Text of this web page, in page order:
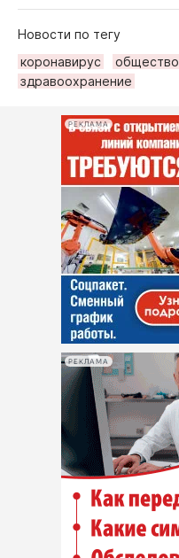
Новости по тегу
коронавирус
общество
здравоохранение
РЕКЛАМА
РЕКЛАМА